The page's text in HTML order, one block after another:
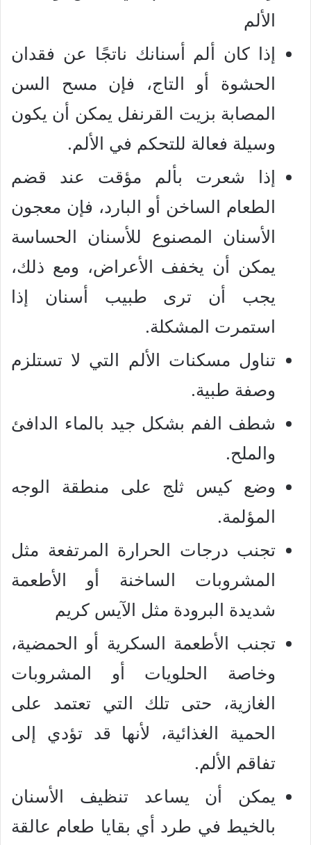
الألم
إذا كان ألم أسنانك ناتجًا عن فقدان
الحشوة أو التاج، فإن مسح السن
المصابة بزيت القرنفل يمكن أن يكون
وسيلة فعالة للتحكم في الألم.
إذا شعرت بألم مؤقت عند قضم
الطعام الساخن أو البارد، فإن معجون
الأسنان المصنوع للأسنان الحساسة
يمكن أن يخفف الأعراض، ومع ذلك،
يجب أن ترى طبيب أسنان إذا
استمرت المشكلة.
تناول مسكنات الألم التي لا تستلزم
وصفة طبية.
شطف الفم بشكل جيد بالماء الدافئ
والملح.
وضع كيس ثلج على منطقة الوجه
المؤلمة.
تجنب درجات الحرارة المرتفعة مثل
المشروبات الساخنة أو الأطعمة
شديدة البرودة مثل الآيس كريم
تجنب الأطعمة السكرية أو الحمضية،
وخاصة الحلويات أو المشروبات
الغازية، حتى تلك التي تعتمد على
الحمية الغذائية، لأنها قد تؤدي إلى
تفاقم الألم.
يمكن أن يساعد تنظيف الأسنان
بالخيط في طرد أي بقايا طعام عالقة